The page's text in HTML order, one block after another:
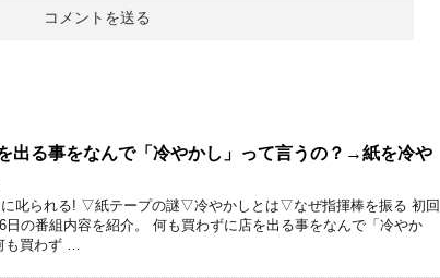
出る事をなんで「冷やかし」って言うの？→紙を冷や
叱られる! ▽紙テープの謎▽冷やかしとは▽なぜ指揮棒を振る 初回
日の番組内容を紹介。 何も買わずに店を出る事をなんで「冷やか
も買わず …